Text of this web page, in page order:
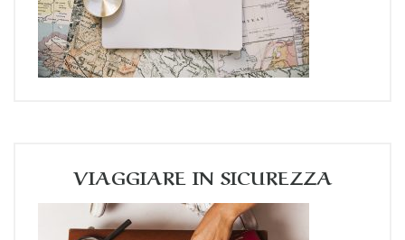
VIAGGIARE IN SICUREZZA